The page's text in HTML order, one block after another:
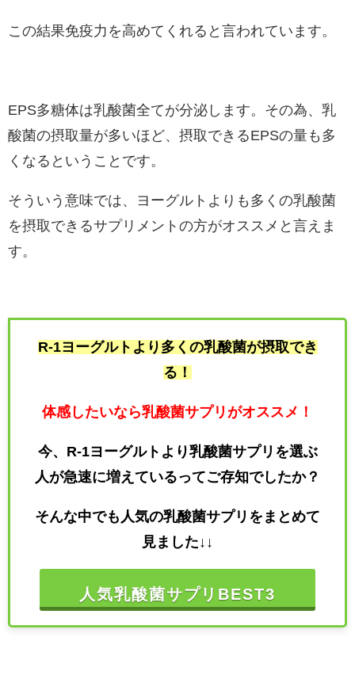
この結果免疫力を高めてくれると言われています。
EPS多糖体は乳酸菌全てが分泌します。その為、乳
酸菌の摂取量が多いほど、摂取できるEPSの量も多
くなるということです。
そういう意味では、ヨーグルトよりも多くの乳酸菌
を摂取できるサプリメントの方がオススメと言えま
す。
R-1ヨーグルトより多くの乳酸菌が摂取でき
る！
体感したいなら乳酸菌サプリがオススメ！
今、R-1ヨーグルトより乳酸菌サプリを選ぶ
人が急速に増えているってご存知でしたか？
そんな中でも人気の乳酸菌サプリをまとめて
見ました↓↓
人気乳酸菌サプリBEST3